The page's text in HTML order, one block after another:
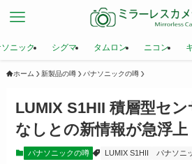
ニック シグマ タムロン ニコン
ホーム 新製品の噂 パナソニックの噂
LUMIX S1HII 積層型セ
なしとの新情報が急浮上
パナソニックの噂 LUMIX S1HII パナソニ